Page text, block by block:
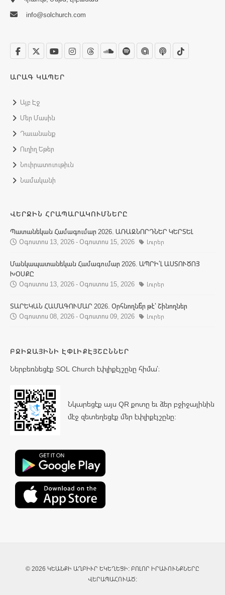
info@solchurch.com
ԱՐԱԳ ԿԱՊԵՐ
Այբ Էջ
Մեր Մասին
Դաւանանք
Ուղիղ Եթեր
Նուիրատուութիւն
Նամականի
ՎԵՐՋԻՆ ՀՐԱՊԱՐԱԿՈՒՄՆԵՐԸ
Պատանեկան Համագումար 2026. ԱՌԱՋՆՈՐԴՆԵՐ ԿԵՐՏԵԼ
Օգոստոս 13, 2026 - Օգոստոս 15, 2026
Լուրեր
Մանկապատանեկան Համագումար 2026. ԱՊՐԻ՛Լ ԱՍՏՈՒԾՈՅ
ԽՕՍՔԸ
Օգոստոս 13, 2026 - Օգոստոս 15, 2026
Լուրեր
ՏԱՐԵԿԱՆ ՀԱՄԱԳՈՒՄԱՐ 2026. Օրհնողնե՞ր թէ՝ Շինողներ
Օգոստոս 08, 2026 - Օգոստոս 09, 2026
Լուրեր
ԲՋԻՋԱՅԻՆԻ ԷՓԼԻՔԷՅՇԸՆՆԵՐ
Ներբեռնեցէք SOL Church էփլիքէյշընը հիմա՛։
Նկարեցէք այս QR քոտը եւ ձեր բջիջայինին
մէջ զետեղեցէք մեր էփլիքէյշընը:
© 2026 ԿԵԱՆՔԻ ԱՂԲԻՒՐ ԵԿԵՂԵՑԻ: ԲՈԼՈՐ ԻՐԱՒՈՒՆՔՆԵՐԸ
ՎԵՐԱՊԱՀՈՒԱԾ: